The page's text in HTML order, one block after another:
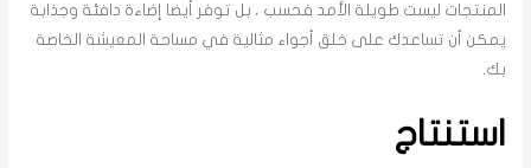
المنتجات ليست طويلة الأمد فحسب ، بل توفر أيضا إضاءة دافئة وجذابة
يمكن أن تساعدك على خلق أجواء مثالية في مساحة المعيشة الخاصة
بك.
استنتاج